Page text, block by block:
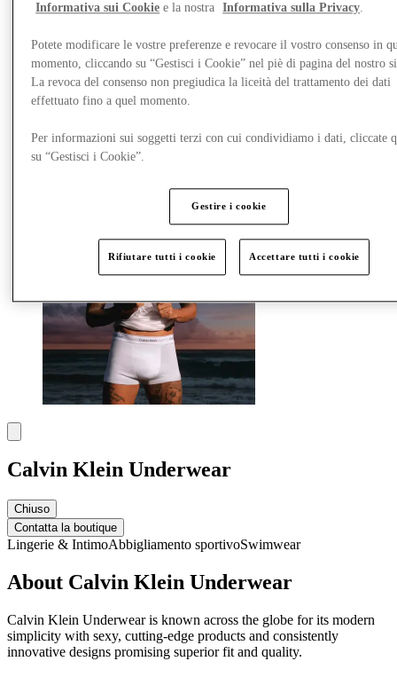
Negozi
Pianifica la tua visita
Cosa c'è in programma
Mangia e Bevi
Scopri la regione
Calvin Klein Underwear
Chiuso
Contatta la boutique
Lingerie & IntimoAbbigliamento sportivoSwimwear
About Calvin Klein Underwear
Calvin Klein Underwear is known across the globe for its modern
simplicity with sexy, cutting-edge products and consistently
innovative designs promising superior fit and quality.
Informativa sui Cookie e la nostra Informativa sulla Privacy.
Potete modificare le vostre preferenze e revocare il vostro consenso in
momento, cliccando su “Gestisci i Cookie” nel piè di pagina del nostro
La revoca del consenso non pregiudica la liceità del trattamento dei dati
effettuato fino a quel momento.
Per informazioni sui soggetti terzi con cui condividiamo i dati, cliccate
su “Gestisci i Cookie”.
Gestire i cookie
Rifiutare tutti i cookie Accettare tutti i cookie